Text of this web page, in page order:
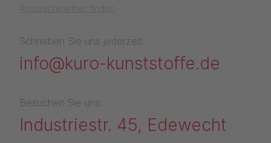
Schreiben Sie uns jederzeit:
info@kuro-kunststoffe.de
Besuchen Sie uns:
Industriestr. 45, Edewecht